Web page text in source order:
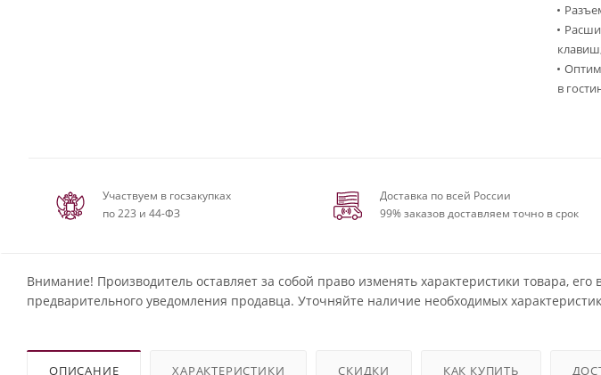
в
Участвуем в госзакупках
по 223 и 44-ФЗ
Доставка по всей России
99% заказов доставляем точно в срок
Внимание! Производитель оставляет за собой право изменять характеристики товара,
предварительного уведомления продавца. Уточняйте наличие необходимых
ОПИСАНИЕ ХАРАКТЕРИСТИКИ СКИДКИ КАК КУПИТЬ